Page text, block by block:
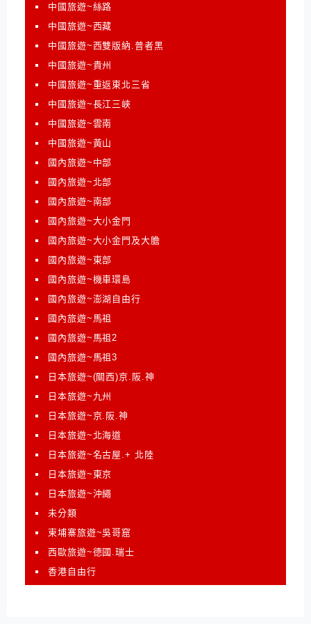
中國旅遊~絲路
中國旅遊~西藏
中國旅遊~西雙版納.普者黑
中國旅遊~貴州
中國旅遊~重返東北三省
中國旅遊~長江三峽
中國旅遊~雲南
中國旅遊~黃山
國內旅遊~中部
國內旅遊~北部
國內旅遊~南部
國內旅遊~大小金門
國內旅遊~大小金門及大膽
國內旅遊~東部
國內旅遊~機車環島
國內旅遊~澎湖自由行
國內旅遊~馬祖
國內旅遊~馬祖2
國內旅遊~馬祖3
日本旅遊~(關西)京.阪.神
日本旅遊~九州
日本旅遊~京.阪.神
日本旅遊~北海道
日本旅遊~名古屋.+ 北陸
日本旅遊~東京
日本旅遊~沖繩
未分類
柬埔寨旅遊~吳哥窟
西歐旅遊~德國.瑞士
香港自由行